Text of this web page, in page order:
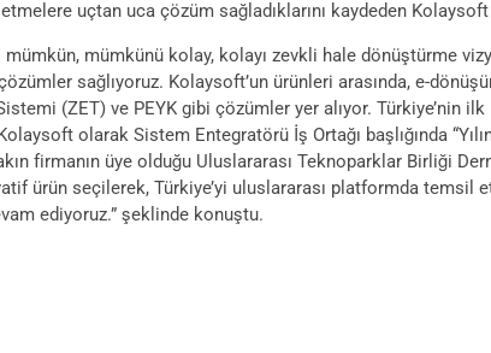
uçtan uca çözüm sağladıklarını kaydeden
mümkünü kolay, kolayı zevkli hale dönüştürme
sağlıyoruz. Kolaysoft’un ürünleri arasında, e-
(ZET) ve PEYK gibi çözümler yer alıyor. Türkiye’nin
olarak Sistem Entegratörü İş Ortağı başlığında
firmanın üye olduğu Uluslararası Teknoparklar Birliği
ürün seçilerek, Türkiye’yi uluslararası platformda
ediyoruz.” şeklinde konuştu.